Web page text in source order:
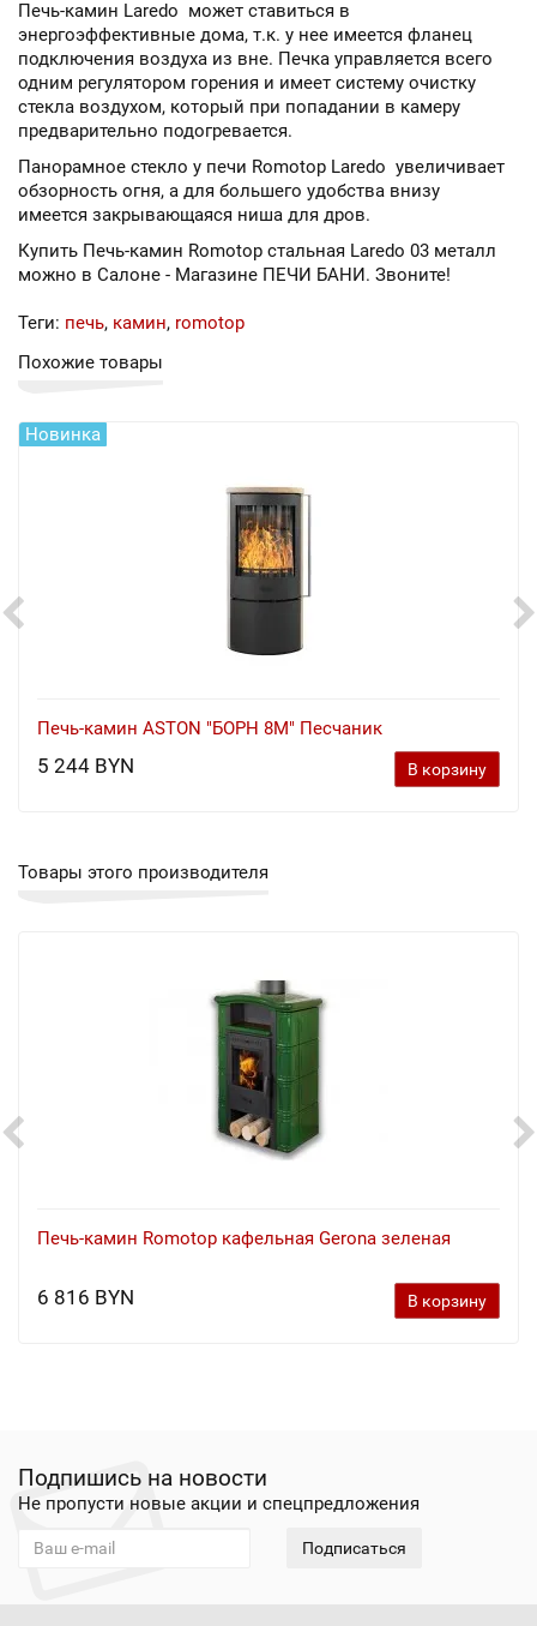
Печь-камин Laredo может ставиться в
энергоэффективные дома, т.к. у нее имеется фланец
подключения воздуха из вне. Печка управляется всего
одним регулятором горения и имеет систему очистку
стекла воздухом, который при попадании в камеру
предварительно подогревается.
Панорамное стекло у печи Romotop Laredo увеличивает
обзорность огня, а для большего удобства внизу
имеется закрывающаяся ниша для дров.
Купить Печь-камин Romotop стальная Laredo 03 металл
можно в Салоне - Магазине ПЕЧИ БАНИ. Звоните!
Теги: печь, камин, romotop
Похожие товары
Новинка
Печь-камин ASTON "БОРН 8М" Песчаник
5 244 BYN В корзину
Товары этого производителя
Печь-камин Romotop кафельная Gerona зеленая
6 816 BYN В корзину
Подпишись на новости
Не пропусти новые акции и спецпредложения
Подписаться